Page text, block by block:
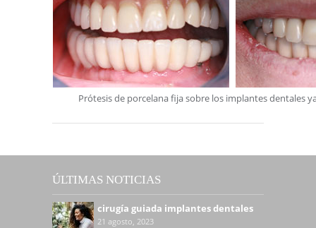
Prótesis de porcelana fija sobre los implantes dentales
ÚLTIMAS NOTICIAS
cirugía guiada implantes dentales
21 agosto, 2023